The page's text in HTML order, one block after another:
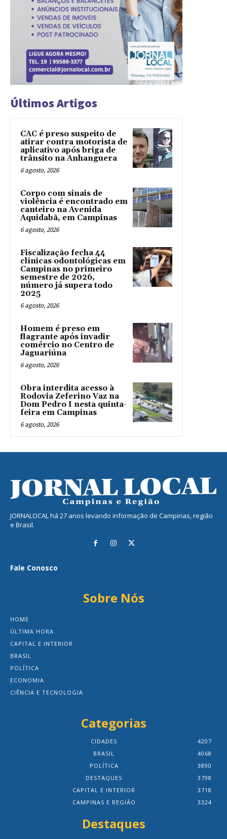
Últimos Artigos
CAC é preso suspeito de
atirar contra motorista de
aplicativo após briga de
trânsito na Anhanguera
6 agosto, 2026
Corpo com sinais de
violência é encontrado em
canteiro na Avenida
Aquidabã, em Campinas
6 agosto, 2026
Fiscalização fecha 44
clínicas odontológicas em
Campinas no primeiro
semestre de 2026,
número já supera todo
2025
6 agosto, 2026
Homem é preso em
flagrante após invadir
comércio no Centro de
Jaguariúna
6 agosto, 2026
Obra interdita acesso à
Rodovia Zeferino Vaz na
Dom Pedro I nesta quinta-
feira em Campinas
6 agosto, 2026
JORNALOCAL há 27 anos levando informação de Campinas, região
e Brasil.
Fale Conosco
Sobre Nós
HOME
ÚLTIMA HORA
CAPITAL E INTERIOR
BRASIL
POLÍTICA
ECONOMIA
CIÊNCIA E TECNOLOGIA
Categorias
CIDADES
4207
BRASIL
4068
POLÍTICA
3890
DESTAQUES
3798
CAPITAL E INTERIOR
3718
CAMPINAS E REGIÃO
3324
Destaques